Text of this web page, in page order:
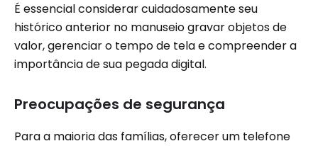
É essencial considerar cuidadosamente seu
histórico anterior no manuseio gravar objetos de
valor, gerenciar o tempo de tela e compreender a
importância de sua pegada digital.
Preocupações de segurança
Para a maioria das famílias, oferecer um telefone